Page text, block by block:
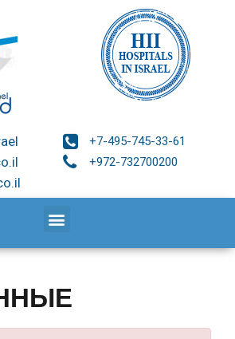
+7-495-745-33-61
+972-732700200